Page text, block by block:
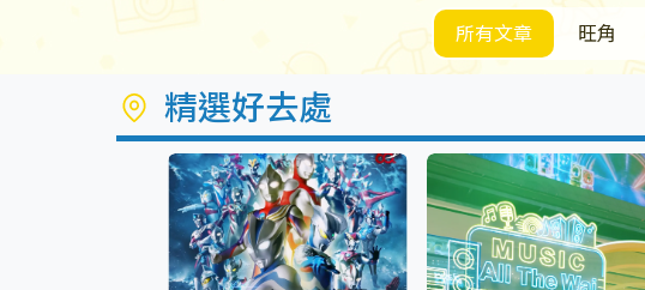
所有文章
旺角
精選好去處